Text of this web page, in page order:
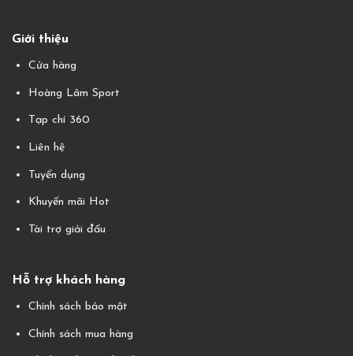
Giới thiệu
Cửa hàng
Hoàng Lâm Sport
Tạp chí 360
Liên hệ
Tuyển dụng
Khuyến mãi Hot
Tài trợ giải đấu
Hỗ trợ khách hàng
Chính sách bảo mật
Chính sách mua hàng